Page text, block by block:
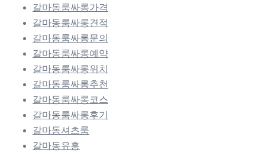
갈마동룸싸롱가격
갈마동룸싸롱견적
갈마동룸싸롱문의
갈마동룸싸롱예약
갈마동룸싸롱위치
갈마동룸싸롱추천
갈마동룸싸롱코스
갈마동룸싸롱후기
갈마동셔츠룸
갈마동유흥